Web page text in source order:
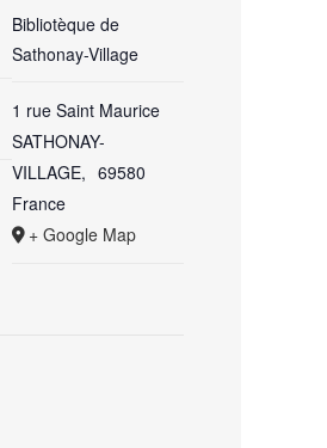
Bibliotèque de
Sathonay-Village
1 rue Saint Maurice
SATHONAY-
VILLAGE, 69580
France
+ Google Map